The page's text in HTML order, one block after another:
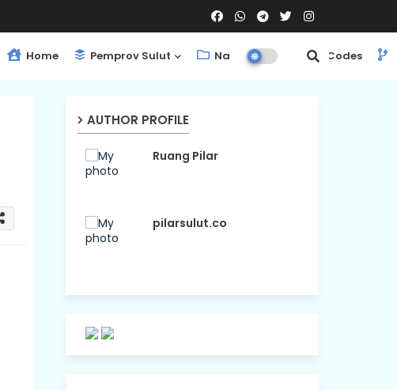
Home Pemprov Sulut Nasional ShortCodes
AUTHOR PROFILE
Ruang Pilar
pilarsulut.co